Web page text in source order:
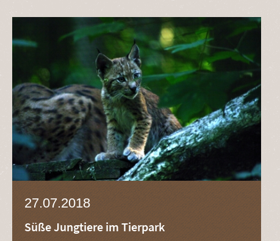
27.07.2018
Süße Jungtiere im Tierpark